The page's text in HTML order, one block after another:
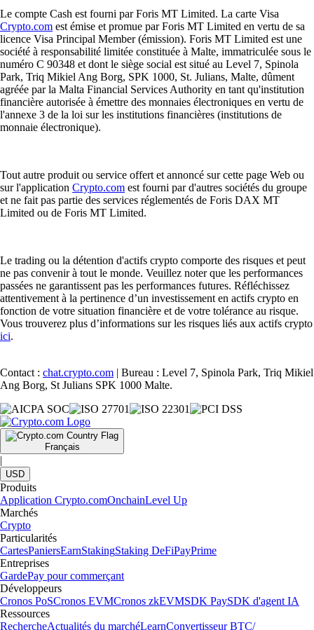
Le compte Cash est fourni par Foris MT Limited. La carte Visa
Crypto.com est émise et promue par Foris MT Limited en vertu de sa
licence Visa Principal Member (émission). Foris MT Limited est une
société à responsabilité limitée constituée à Malte, immatriculée sous le
numéro C 90348 et dont le siège social est situé au Level 7, Spinola
Park, Triq Mikiel Ang Borg, SPK 1000, St. Julians, Malte, dûment
agréée par la Malta Financial Services Authority en tant qu'institution
financière autorisée à émettre des monnaies électroniques en vertu de
l'annexe 3 de la loi sur les institutions financières (institutions de
monnaie électronique).
Tout autre produit ou service offert et annoncé sur cette page Web ou
sur l'application Crypto.com est fourni par d'autres sociétés du groupe
et ne fait pas partie des services réglementés de Foris DAX MT
Limited ou de Foris MT Limited.
Le trading ou la détention d'actifs crypto comporte des risques et peut
ne pas convenir à tout le monde. Veuillez noter que les performances
passées ne garantissent pas les performances futures. Réfléchissez
attentivement à la pertinence d’un investissement en actifs crypto en
fonction de votre situation financière et de votre tolérance au risque.
Vous trouverez plus d’informations sur les risques liés aux actifs crypto
ici.
Contact : chat.crypto.com | Bureau : Level 7, Spinola Park, Triq Mikiel
Ang Borg, St Julians SPK 1000 Malte.
Français
|
USD
Produits
Application Crypto.comOnchainLevel Up
Marchés
Crypto
Particularités
CartesPaniersEarnStakingStaking DeFiPayPrime
Entreprises
GardePay pour commerçant
Développeurs
Cronos PoSCronos EVMCronos zkEVMSDK PaySDK d'agent IA
Ressources
RechercheActualités du marchéLearnConvertisseur BTC/